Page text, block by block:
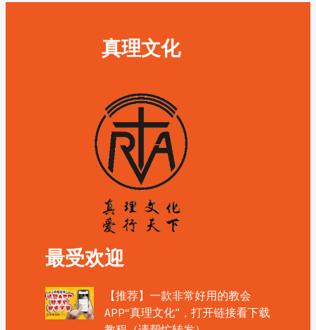
真理文化
最受欢迎
【推荐】一款非常好用的教会
APP“真理文化”，打开链接看下载